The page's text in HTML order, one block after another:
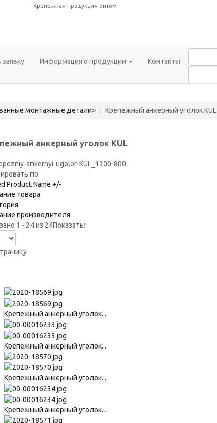
Крепежная продукция оптом
Информация о продукции Контакты
монтажные детали> Крепежный анкерный уголок KUL
анкерный уголок KUL
по
Product Name +/-
товара
производителя
1 - 24 из 24Показать:
Крепежный анкерный уголок...
Крепежный анкерный уголок...
Крепежный анкерный уголок...
Крепежный анкерный уголок...